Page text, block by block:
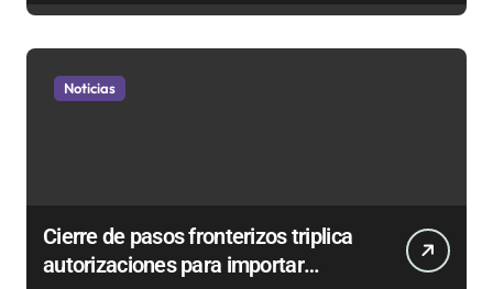
Noticias
Cierre de pasos fronterizos triplica
autorizaciones para importar